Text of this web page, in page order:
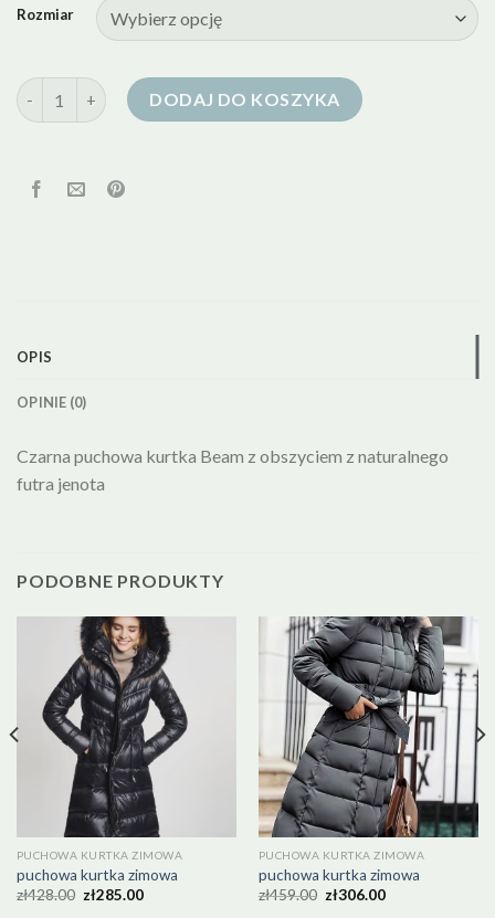
Rozmiar
ilość puchowa kurtka zimowaDODAJ DO KOSZYKA
OPIS
OPINIE (0)
Czarna puchowa kurtka Beam z obszyciem z naturalnego
futra jenota
PODOBNE PRODUKTY
PUCHOWA KURTKA ZIMOWA
puchowa kurtka zimowa
zł428.00 zł285.00
PUCHOWA KURTKA ZIMOWA
puchowa kurtka zimowa
zł459.00 zł306.00